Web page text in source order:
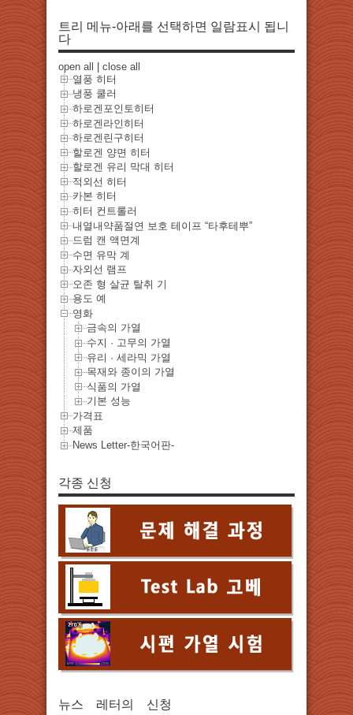
트리 메뉴-아래를 선택하면 일람표시 됩니
다
open all
close all
열풍 히터
냉풍 쿨러
하로겐포인토히터
하로겐라인히터
하로겐린구히터
할로겐 양면 히터
할로겐 유리 막대 히터
적외선 히터
카본 히터
히터 컨트롤러
내열내약품절연 보호 테이프 “타후테뿌”
드럼 캔 액면계
수면 유막 계
자외선 램프
오존 형 살균 탈취 기
용도 예
영화
금속의 가열
수지 · 고무의 가열
유리 · 세라믹 가열
목재와 종이의 가열
식품의 가열
기본 성능
가격표
제품
News Letter-한국어판-
각종 신청
뉴스 레터의 신청